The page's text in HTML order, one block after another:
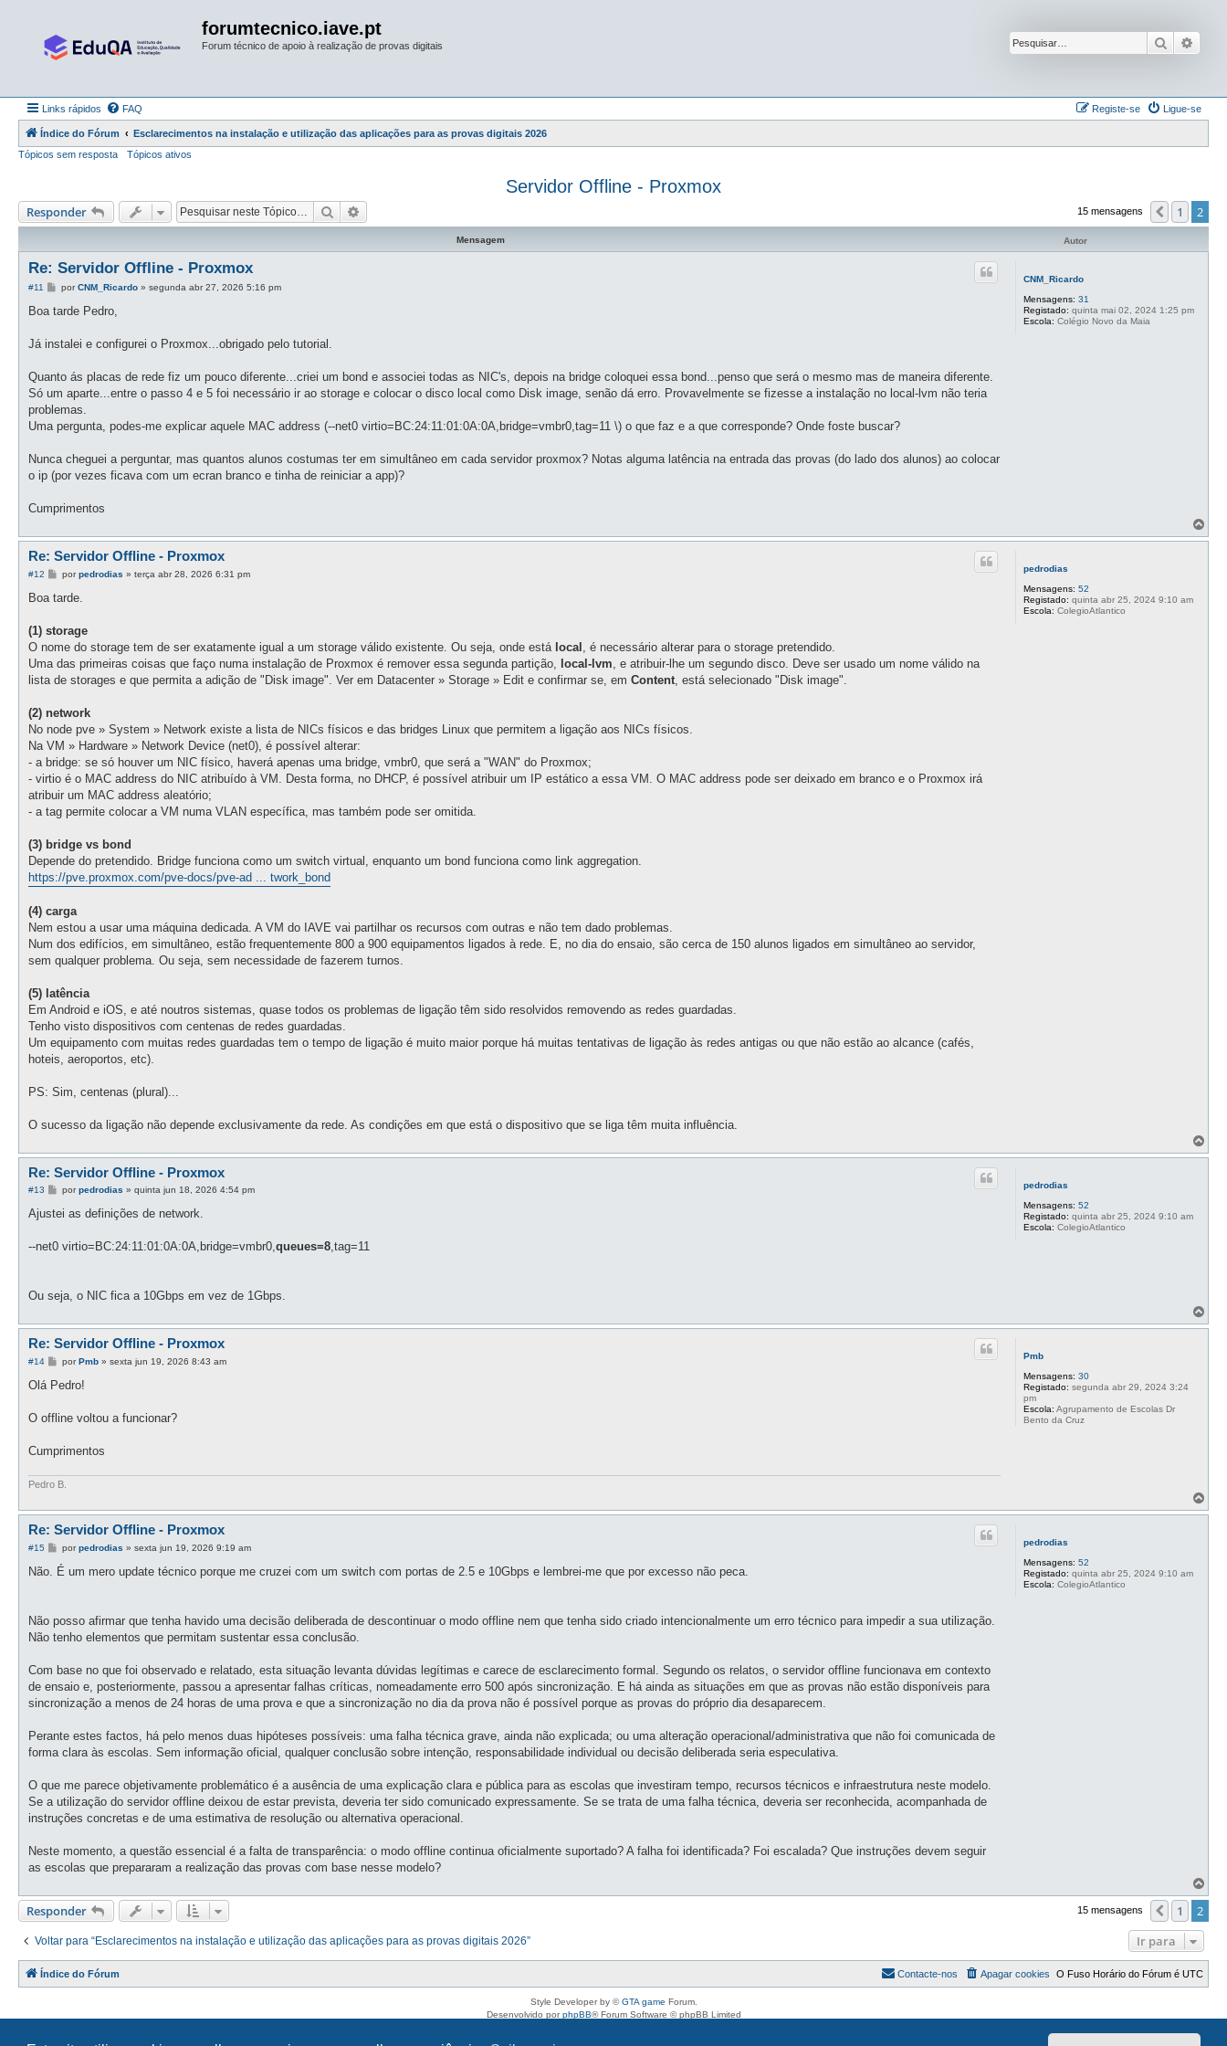
forumtecnico.iave.pt
Forum técnico de apoio à realização de provas digitais Pesquisar
Links rápidos FAQ Ligue-se
Registe-se
Índice do Fórum
Esclarecimentos na instalação e utilização das aplicações para as provas digitais 2026
Tópicos sem resposta
Tópicos ativos
Servidor Offline - Proxmox
Responder Pesquisar 15 mensagens Anterior
1 2
Mensagem Autor
CNM_Ricardo
Mensagens: 31
Registado: quinta mai 02, 2024 1:25 pm
Escola: Colégio Novo da Maia
Re: Servidor Offline - Proxmox
#11
M
n
g
porCNM_Ricardo» segunda abr 27, 2026 5:16 pm
Boa tarde Pedro,
Já instalei e configurei o Proxmox...obrigado pelo tutorial.
Quanto ás placas de rede fiz um pouco diferente...criei um bond e associei todas as NIC's, depois na bridge coloquei essa bond...penso que será o mesmo mas de maneira diferente.
Só um aparte...entre o passo 4 e 5 foi necessário ir ao storage e colocar o disco local como Disk image, senão dá erro. Provavelmente se fizesse a instalação no local-lvm não teria
problemas.
Uma pergunta, podes-me explicar aquele MAC address (--net0 virtio=BC:24:11:01:0A:0A,bridge=vmbr0,tag=11 \) o que faz e a que corresponde? Onde foste buscar?
Nunca cheguei a perguntar, mas quantos alunos costumas ter em simultâneo em cada servidor proxmox? Notas alguma latência na entrada das provas (do lado dos alunos) ao colocar
o ip (por vezes ficava com um ecran branco e tinha de reiniciar a app)?
Cumprimentos
o
pedrodias
Mensagens: 52
Registado: quinta abr 25, 2024 9:10 am
Escola: ColegioAtlantico
Re: Servidor Offline - Proxmox
#12
M
n
g
m
porpedrodias » terça abr 28, 2026 6:31 pm
Boa tarde.
(1) storage
O nome do storage tem de ser exatamente igual a um storage válido existente. Ou seja, onde está local , é necessário alterar para o storage pretendido.
Uma das primeiras coisas que faço numa instalação de Proxmox é remover essa segunda partição, local-lvm , e atribuir-lhe um segundo disco. Deve ser usado um nome válido na
lista de storages e que permita a adição de "Disk image". Ver em Datacenter » Storage » Edit e confirmar se, em Content , está selecionado "Disk image".
(2) network
No node pve » System » Network existe a lista de NICs físicos e das bridges Linux que permitem a ligação aos NICs físicos.
Na VM » Hardware » Network Device (net0), é possível alterar:
- a bridge: se só houver um NIC físico, haverá apenas uma bridge, vmbr0, que será a "WAN" do Proxmox;
- virtio é o MAC address do NIC atribuído à VM. Desta forma, no DHCP, é possível atribuir um IP estático a essa VM. O MAC address pode ser deixado em branco e o Proxmox irá
atribuir um MAC address aleatório;
- a tag permite colocar a VM numa VLAN específica, mas também pode ser omitida.
(3) bridge vs bond
Depende do pretendido. Bridge funciona como um switch virtual, enquanto um bond funciona como link aggregation.
https://pve.proxmox.com/pve-docs/pve-ad ... twork_bond
(4) carga
Nem estou a usar uma máquina dedicada. A VM do IAVE vai partilhar os recursos com outras e não tem dado problemas.
Num dos edifícios, em simultâneo, estão frequentemente 800 a 900 equipamentos ligados à rede. E, no dia do ensaio, são cerca de 150 alunos ligados em simultâneo ao servidor,
sem qualquer problema. Ou seja, sem necessidade de fazerem turnos.
(5) latência
Em Android e iOS, e até noutros sistemas, quase todos os problemas de ligação têm sido resolvidos removendo as redes guardadas.
Tenho visto dispositivos com centenas de redes guardadas.
Um equipamento com muitas redes guardadas tem o tempo de ligação é muito maior porque há muitas tentativas de ligação às redes antigas ou que não estão ao alcance (cafés,
hoteis, aeroportos, etc).
PS: Sim, centenas (plural)...
O sucesso da ligação não depende exclusivamente da rede. As condições em que está o dispositivo que se liga têm muita influência.
o
pedrodias
Mensagens: 52
Registado: quinta abr 25, 2024 9:10 am
Escola: ColegioAtlantico
Re: Servidor Offline - Proxmox
#13
M
n
g
porpedrodias » quinta jun 18, 2026 4:54 pm
Ajustei as definições de network.
--net0 virtio=BC:24:11:01:0A:0A,bridge=vmbr0,queues=8,tag=11
Ou seja, o NIC fica a 10Gbps em vez de 1Gbps.
o
Pmb
Mensagens: 30
Registado: segunda abr 29, 2024 3:24
pm
Escola: Agrupamento de Escolas Dr
Bento da Cruz
Re: Servidor Offline - Proxmox
#14
M
n
g
porPmb» sexta jun 19, 2026 8:43 am
Olá Pedro!
O offline voltou a funcionar?
Cumprimentos
Pedro B.
o
pedrodias
Mensagens: 52
Registado: quinta abr 25, 2024 9:10 am
Escola: ColegioAtlantico
Re: Servidor Offline - Proxmox
#15
M
n
m
porpedrodias » sexta jun 19, 2026 9:19 am
Não. É um mero update técnico porque me cruzei com um switch com portas de 2.5 e 10Gbps e lembrei-me que por excesso não peca.
Não posso afirmar que tenha havido uma decisão deliberada de descontinuar o modo offline nem que tenha sido criado intencionalmente um erro técnico para impedir a sua utilização.
Não tenho elementos que permitam sustentar essa conclusão.
Com base no que foi observado e relatado, esta situação levanta dúvidas legítimas e carece de esclarecimento formal. Segundo os relatos, o servidor offline funcionava em contexto
de ensaio e, posteriormente, passou a apresentar falhas críticas, nomeadamente erro 500 após sincronização. E há ainda as situações em que as provas não estão disponíveis para
sincronização a menos de 24 horas de uma prova e que a sincronização no dia da prova não é possível porque as provas do próprio dia desaparecem.
Perante estes factos, há pelo menos duas hipóteses possíveis: uma falha técnica grave, ainda não explicada; ou uma alteração operacional/administrativa que não foi comunicada de
forma clara às escolas. Sem informação oficial, qualquer conclusão sobre intenção, responsabilidade individual ou decisão deliberada seria especulativa.
O que me parece objetivamente problemático é a ausência de uma explicação clara e pública para as escolas que investiram tempo, recursos técnicos e infraestrutura neste modelo.
Se a utilização do servidor offline deixou de estar prevista, deveria ter sido comunicado expressamente. Se se trata de uma falha técnica, deveria ser reconhecida, acompanhada de
instruções concretas e de uma estimativa de resolução ou alternativa operacional.
Neste momento, a questão essencial é a falta de transparência: o modo offline continua oficialmente suportado? A falha foi identificada? Foi escalada? Que instruções devem seguir
as escolas que prepararam a realização das provas com base nesse modelo?
o
o
Responder 15 mensagens Anterior
1 2
Voltar para “Esclarecimentos na instalação e utilização das aplicações para as provas digitais 2026” Ir para
Índice do Fórum O Fuso Horário do Fórum é UTC
Apagar cookies
Contacte-nos
Style Developer by ©GTA game Forum.
Desenvolvido porphpBB® Forum Software © phpBB Limited